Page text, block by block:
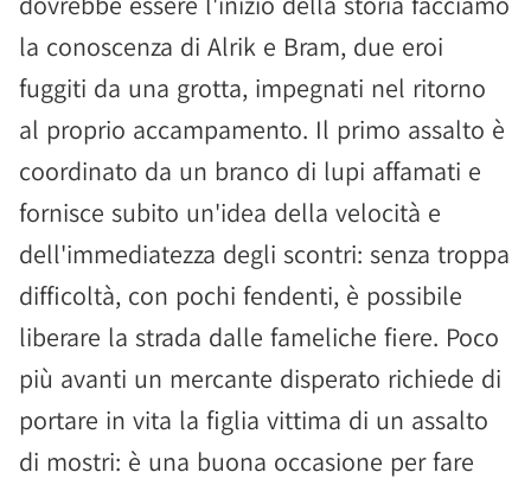
la conoscenza di Alrik e Bram, due eroi
fuggiti da una grotta, impegnati nel ritorno
al proprio accampamento. Il primo assalto è
coordinato da un branco di lupi affamati e
fornisce subito un'idea della velocità e
dell'immediatezza degli scontri: senza troppa
difficoltà, con pochi fendenti, è possibile
liberare la strada dalle fameliche fiere. Poco
più avanti un mercante disperato richiede di
portare in vita la figlia vittima di un assalto
di mostri: è una buona occasione per fare